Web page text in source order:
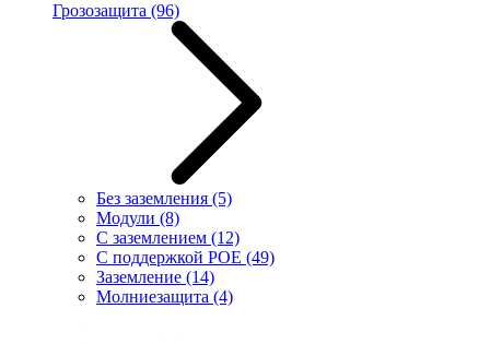
Грозозащита (96)
Без заземления (5)
Модули (8)
С заземлением (12)
С поддержкой POE (49)
Заземление (14)
Молниезащита (4)